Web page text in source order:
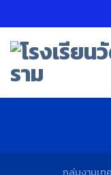
to
content
กลุ่มงานเท